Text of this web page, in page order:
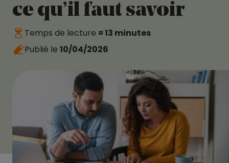
ce qu’il faut savoir
Temps de lecture ≈ 13 minutes
Publié le 10/04/2026